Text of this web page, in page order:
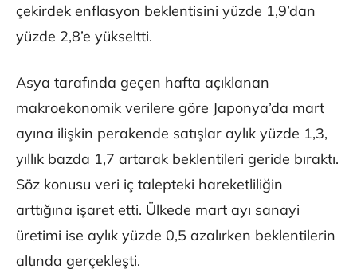
çekirdek enflasyon beklentisini yüzde 1,9’dan
yüzde 2,8’e yükseltti.
Asya tarafında geçen hafta açıklanan
makroekonomik verilere göre Japonya’da mart
ayına ilişkin perakende satışlar aylık yüzde 1,3,
yıllık bazda 1,7 artarak beklentileri geride bıraktı.
Söz konusu veri iç talepteki hareketliliğin
arttığına işaret etti. Ülkede mart ayı sanayi
üretimi ise aylık yüzde 0,5 azalırken beklentilerin
altında gerçekleşti.